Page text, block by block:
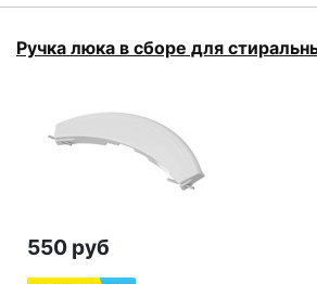
Ручка люка в сборе для
550 руб